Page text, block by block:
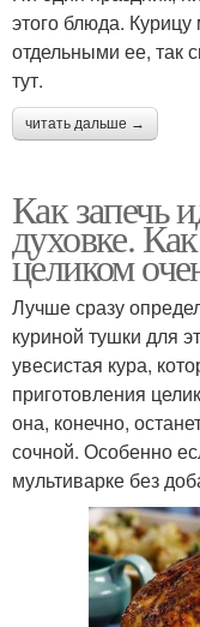
этого блюда. Курицу
отдельными ее, так
тут.
читать дальше →
Как запечь
духовке.
целиком
Лучше сразу
куриной тушки для
увесистая кура,
приготовления
она, конечно,
сочной. Особенно
мультиварке без